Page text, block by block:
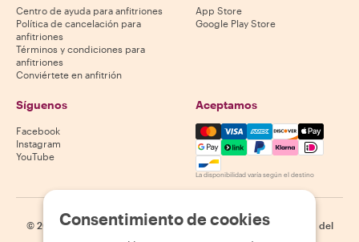
Centro de ayuda para anfitriones
Política de cancelación para
anfitriones
Términos y condiciones para
anfitriones
Conviértete en anfitrión
App Store
Google Play Store
Síguenos
Facebook
Instagram
YouTube
Aceptamos
Mastercard, Visa, Amex,
La disponibilidad varía según el destino
© 2026 Withlocals.com | Política de privacidad | Cookies
Mapa del
Consentimiento de cookies